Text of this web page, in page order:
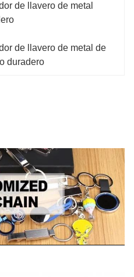
de llavero de metal
de llavero de metal de
duradero